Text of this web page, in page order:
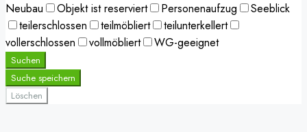
Neubau
Objekt ist reserviert Personenaufzug
Seeblick
teilerschlossen
teilmöbliert
teilunterkellert
vollerschlossen
vollmöbliert WG-geeignet
Suchen
Suche speichern
Löschen